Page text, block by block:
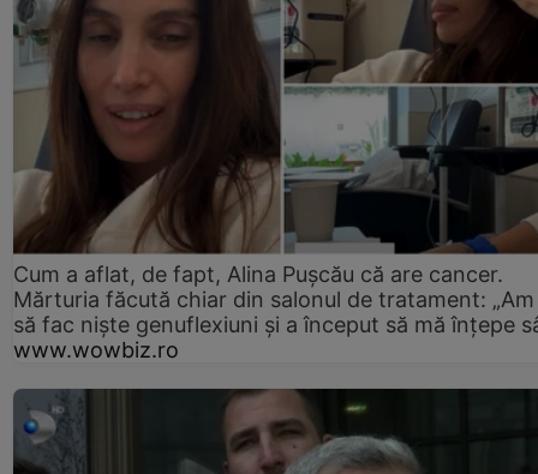
Cum a aflat, de fapt, Alina Pușcău că are cancer.
Mărturia făcută chiar din salonul de tratament:
să fac niște genuflexiuni și a început să mă înțepe
www.wowbiz.ro